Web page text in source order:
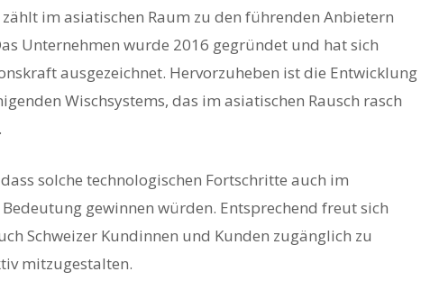
im asiatischen Raum zu den führenden Anbietern
Unternehmen wurde 2016 gegründet und hat sich
ausgezeichnet. Hervorzuheben ist die Entwicklung
Wischsystems, das im asiatischen Rausch rasch
solche technologischen Fortschritte auch im
gewinnen würden. Entsprechend freut sich
Schweizer Kundinnen und Kunden zugänglich zu
mitzugestalten.